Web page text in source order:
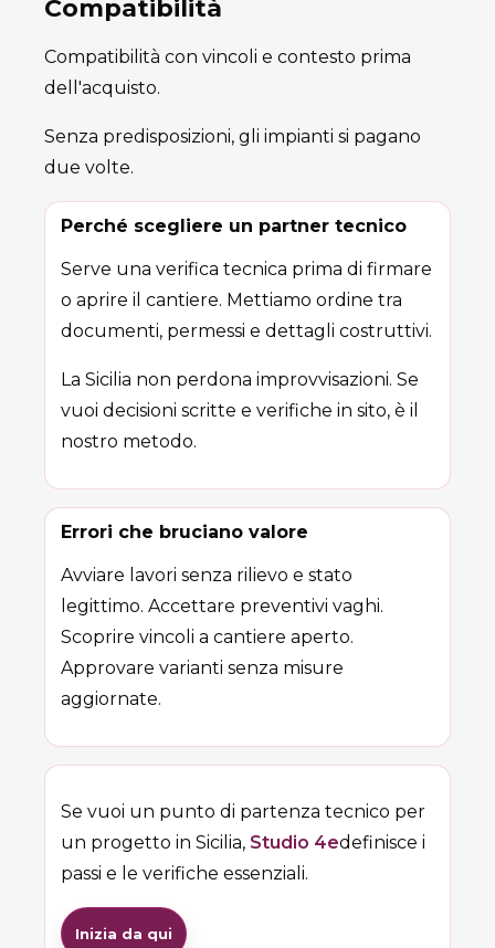
Compatibilità
Compatibilità con vincoli e contesto prima
dell'acquisto.
Senza predisposizioni, gli impianti si pagano
due volte.
Perché scegliere un partner tecnico
Serve una verifica tecnica prima di firmare
o aprire il cantiere. Mettiamo ordine tra
documenti, permessi e dettagli costruttivi.
La Sicilia non perdona improvvisazioni. Se
vuoi decisioni scritte e verifiche in sito, è il
nostro metodo.
Errori che bruciano valore
Avviare lavori senza rilievo e stato
legittimo. Accettare preventivi vaghi.
Scoprire vincoli a cantiere aperto.
Approvare varianti senza misure
aggiornate.
Se vuoi un punto di partenza tecnico per
un progetto in Sicilia, Studio 4edefinisce i
passi e le verifiche essenziali.
Inizia da qui